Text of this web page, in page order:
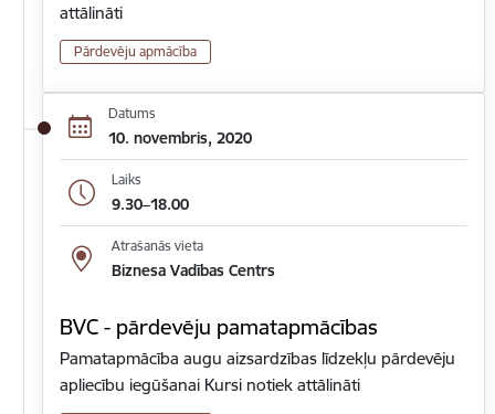
attālināti
Pārdevēju apmācība
Datums
10. novembris, 2020
Laiks
9.30–18.00
Atrašanās vieta
Biznesa Vadības Centrs
BVC - pārdevēju pamatapmācības
Pamatapmācība augu aizsardzības līdzekļu pārdevēju
apliecību iegūšanai Kursi notiek attālināti